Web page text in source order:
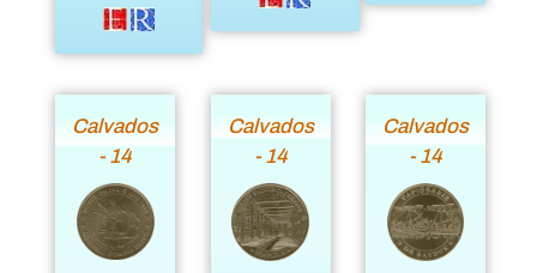
Calvados
- 14
Calvados
- 14
Calvados
- 14